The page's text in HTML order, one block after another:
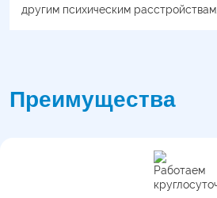
другим психическим расстройствам.
Преимущества